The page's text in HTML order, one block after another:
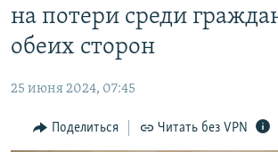
главной
навигации
11 ЛЕТ ОККУПАЦИИ КРЫМА. 11 ИСТОРИЙ
ЕЩЕ
ТЕЛЕПРОЕКТ КРЫМ.РЕАЛИИ
на потери среди
обеих сторон
25 июня 2024, 07:45
Поделиться Читать без VPN